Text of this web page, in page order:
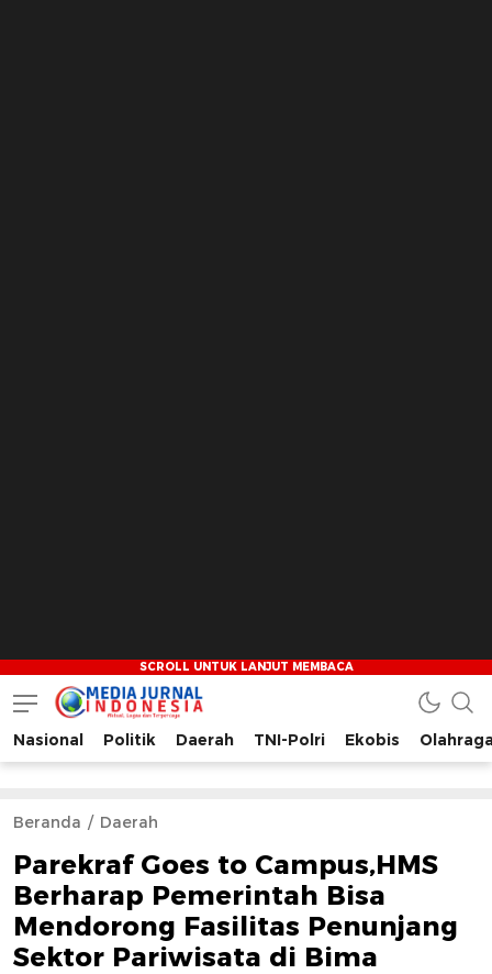
Media Jurnal Indonesia
Bersama Membangun Indonesia
Nasional Politik Daerah TNI-Polri Ekobis
Beranda Daerah
Parekraf Goes to Campus,HMS
Berharap Pemerintah Bisa
Mendorong Fasilitas Penunjang
Sektor Pariwisata di Bima